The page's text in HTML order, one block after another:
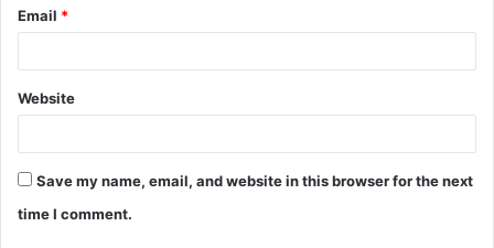
Email *
Website
Save my name, email, and website in this browser for the next
time I comment.